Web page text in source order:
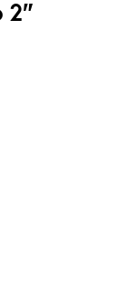
2”